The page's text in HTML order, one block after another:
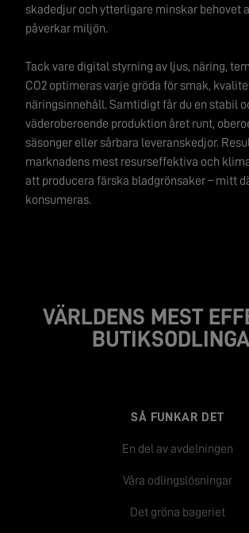
skadedjur och ytterligare minskar behovet
påverkar miljön.
Tack vare digital styrning av ljus, näring,
CO2 optimeras varje gröda för smak,
näringsinnehåll. Samtidigt får du en stabil
väderoberoende produktion året runt,
säsonger eller sårbara leveranskedjor.
marknadens mest resurseffektiva och
att producera färska bladgrönsaker – mitt
konsumeras.
VÄRLDENS MEST
SÅ FUNKAR DET
En del av avdelningen
Våra odlingslösningar
Det gröna bageriet